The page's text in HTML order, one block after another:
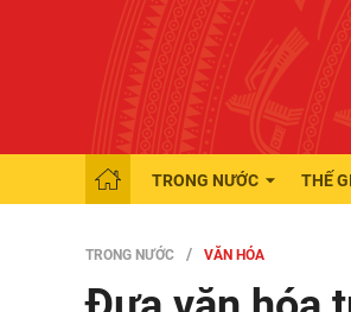
TRONG NƯỚC THẾ
TRONG NƯỚC VĂN HÓA